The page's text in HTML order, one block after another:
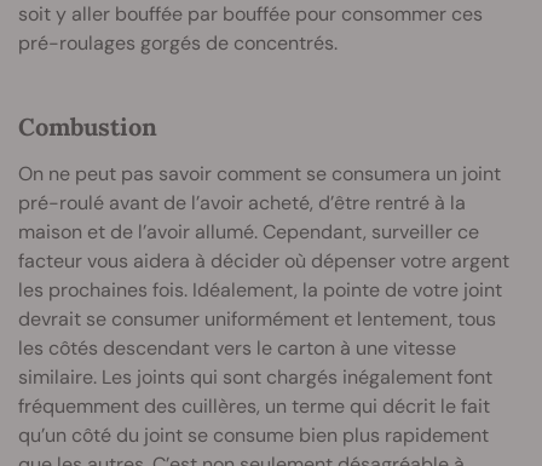
soit y aller bouffée par bouffée pour consommer ces
pré-roulages gorgés de concentrés.
Combustion
On ne peut pas savoir comment se consumera un joint
pré-roulé avant de l’avoir acheté, d’être rentré à la
maison et de l’avoir allumé. Cependant, surveiller ce
facteur vous aidera à décider où dépenser votre argent
les prochaines fois. Idéalement, la pointe de votre joint
devrait se consumer uniformément et lentement, tous
les côtés descendant vers le carton à une vitesse
similaire. Les joints qui sont chargés inégalement font
fréquemment des cuillères, un terme qui décrit le fait
qu’un côté du joint se consume bien plus rapidement